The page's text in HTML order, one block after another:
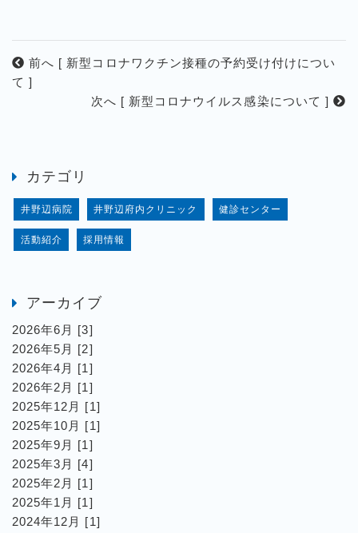
前へ [ 新型コロナワクチン接種の予約受け付けについ
て ]
次へ [ 新型コロナウイルス感染について ]
カテゴリ
井野辺病院 井野辺府内クリニック 健診センター
活動紹介 採用情報
アーカイブ
2026年6月 [3]
2026年5月 [2]
2026年4月 [1]
2026年2月 [1]
2025年12月 [1]
2025年10月 [1]
2025年9月 [1]
2025年3月 [4]
2025年2月 [1]
2025年1月 [1]
2024年12月 [1]